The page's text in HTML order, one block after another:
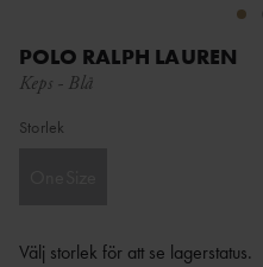
POLO RALPH LAUREN
Keps - Blå
Storlek
Välj storlek för att se lagerstatus.